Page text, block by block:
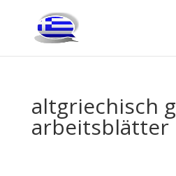
altgriechisch
arbeitsblätter